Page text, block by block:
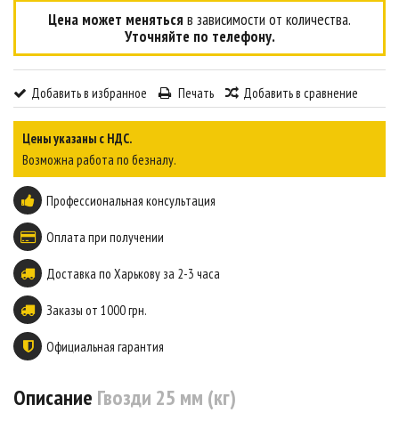
Цена может меняться в зависимости от количества.
Уточняйте по телефону.
Добавить в избранное Печать Добавить в сравнение
Цены указаны с НДС.
Возможна работа по безналу.
Профессиональная консультация
Оплата при получении
Доставка по Харькову за 2-3 часа
Заказы от 1000 грн.
Официальная гарантия
Описание Гвозди 25 мм (кг)